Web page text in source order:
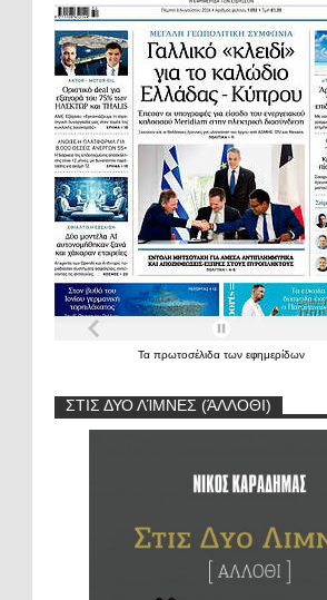
Τα πρωτοσέλιδα των εφημερίδων
ΣΤΙΣ ΔΥΟ ΛΊΜΝΕΣ (ΆΛΛΟΘΙ)